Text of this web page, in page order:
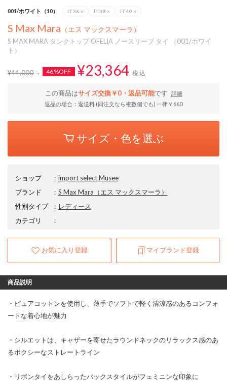
001/ホワイト（10） IT36 × IT38 × IT40 ×
S Max Mara （エス マックスマーラ）
S MAX MARA タンクトップ OFELIA ノースリーブ タイ （001/ホワイ
ト）
¥44,000 46%OFF ¥23,364 税込
この商品はサイズ交換￥0・返品可能です
詳細
返品の場合：返送料 (同注文なら複数個でも) 一律￥660
サイズ・色を選ぶ
ショップ ： import select Musee
ブランド
： S Max Mara （エス マックスマーラ）
性別タイプ
： レディース
カテゴリ
：
お気に入り登録 マイブランド登録
商品説明
・ピュアコットンを使用し、薄手でソフトで軽く清涼感のあるコンフォ
ートな着心地が魅力
・シルエットは、キャザーを寄せたラウンドネックのリラックス感のあ
るボクシーなストレートライン
・リボンタイをあしらったバックスタイルがフェミニンな印象に